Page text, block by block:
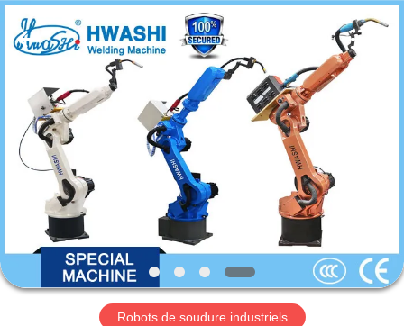
MAISON
PRODUITS
SUJET
DE
NOUS
2026
GUANGDONG
HWASHI
TECHNOLOGY
INC..
Robots de soudure industriels